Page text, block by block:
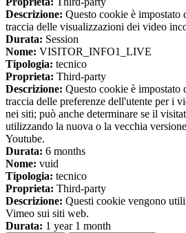
Descrizione: Questo cookie è impostato
traccia delle visualizzazioni dei video
Durata: Session
Nome: VISITOR_INFO1_LIVE
Tipologia: tecnico
Proprieta: Third-party
Descrizione: Questo cookie è impostato
traccia delle preferenze dell'utente per i
nei siti; può anche determinare se il
utilizzando la nuova o la vecchia
Youtube.
Durata: 6 months
Nome: vuid
Tipologia: tecnico
Proprieta: Third-party
Descrizione: Questi cookie vengono
Vimeo sui siti web.
Durata: 1 year 1 month